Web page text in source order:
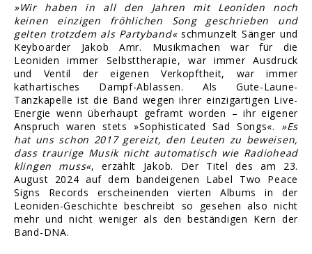
»Wir haben in all den Jahren mit Leoniden noch
keinen einzigen fröhlichen Song geschrieben und
gelten trotzdem als Partyband«schmunzelt Sänger und
Keyboarder Jakob Amr. Musikmachen war für die
Leoniden immer Selbsttherapie, war immer Ausdruck
und Ventil der eigenen Verkopftheit, war immer
kathartisches Dampf-Ablassen. Als Gute-Laune-
Tanzkapelle ist die Band wegen ihrer einzigartigen Live-
Energie wenn überhaupt geframt worden – ihr eigener
Anspruch waren stets »Sophisticated Sad Songs«. »Es
hat uns schon 2017 gereizt, den Leuten zu beweisen,
dass traurige Musik nicht automatisch wie Radiohead
klingen muss«, erzählt Jakob. Der Titel des am 23.
August 2024 auf dem bandeigenen Label Two Peace
Signs Records erscheinenden vierten Albums in der
Leoniden-Geschichte beschreibt so gesehen also nicht
mehr und nicht weniger als den beständigen Kern der
Band-DNA.